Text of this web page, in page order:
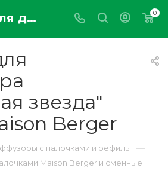
Аромат для диффузора "Восточная звезда" 200мл Maison Berger 0
звезда"
Berger
с палочками и рефилы —
Maison Berger и сменные